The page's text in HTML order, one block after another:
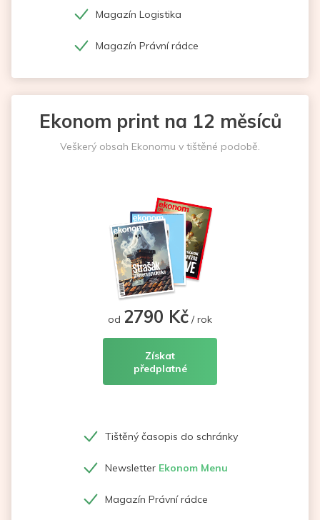
Magazín Logistika
Magazín Právní rádce
Ekonom print na 12 měsíců
Veškerý obsah Ekonomu v tištěné podobě.
od 2790 Kč / rok
Získat
předplatné
Tištěný časopis do schránky
Newsletter Ekonom Menu
Magazín Právní rádce